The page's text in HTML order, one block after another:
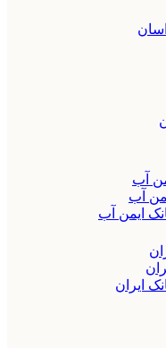
آب
آب
ایمن آب
ایران